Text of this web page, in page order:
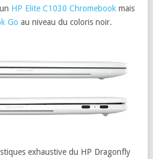
HP Elite C1030 Chromebook mais
Go au niveau du coloris noir.
exhaustive du HP Dragonfly